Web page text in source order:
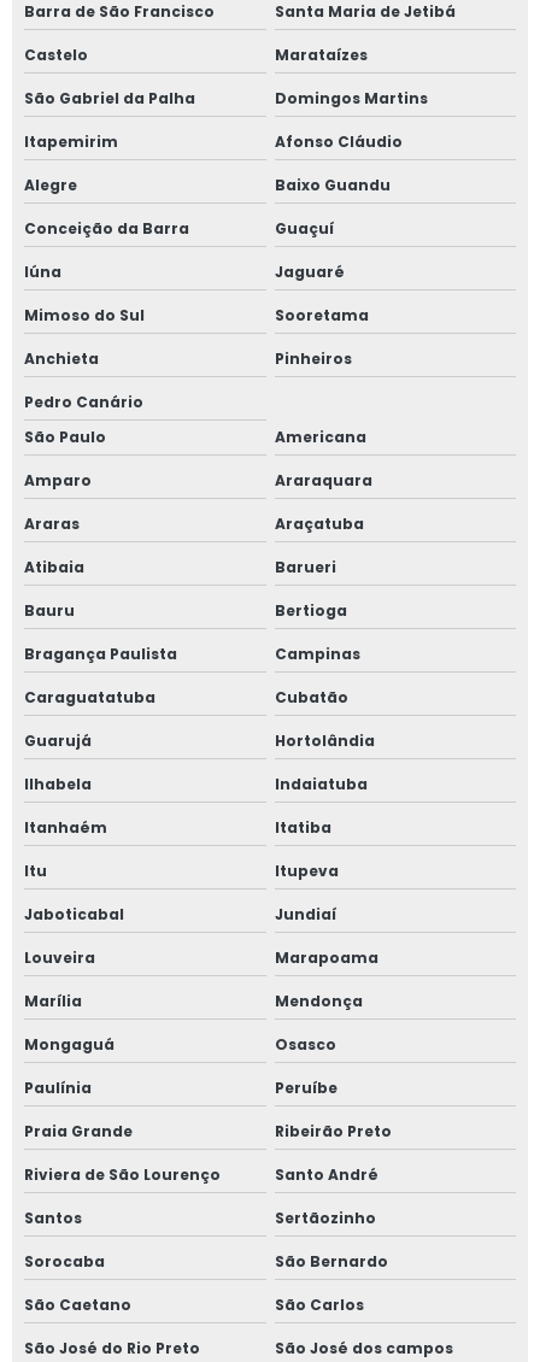
Chupim para transportar café e grãos
Barra de São Francisco Santa Maria de Jetibá
Castelo Marataízes
São Gabriel da Palha Domingos Martins
Itapemirim Afonso Cláudio
Alegre Baixo Guandu
Conceição da Barra Guaçuí
Iúna Jaguaré
Mimoso do Sul Sooretama
Anchieta Pinheiros
Pedro Canário
São Paulo
Americana
Amparo Araraquara
Araras Araçatuba
Atibaia Barueri
Bauru Bertioga
Bragança Paulista Campinas
Caraguatatuba Cubatão
Guarujá Hortolândia
Ilhabela Indaiatuba
Itanhaém Itatiba
Itu Itupeva
Jaboticabal Jundiaí
Louveira Marapoama
Marília Mendonça
Mongaguá Osasco
Paulínia Peruíbe
Praia Grande Ribeirão Preto
Riviera de São Lourenço Santo André
Santos Sertãozinho
Sorocaba São Bernardo
São Caetano São Carlos
São José do Rio Preto São José dos campos